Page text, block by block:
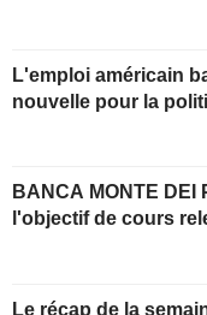
L'emploi américain
nouvelle pour la
BANCA MONTE DEI
l'objectif de cours
Le récap de la